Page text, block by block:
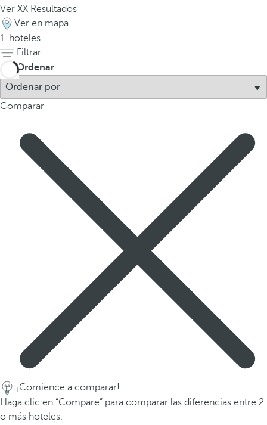
d
e
f
e
h
a
a
r
a
Ver XX Resultados
Ver en mapa
1 hoteles
Filtrar
Ordenar
Comparar
¡Comience a comparar!
Haga clic en “Compare” para comparar las diferencias entre 2
o más hoteles.